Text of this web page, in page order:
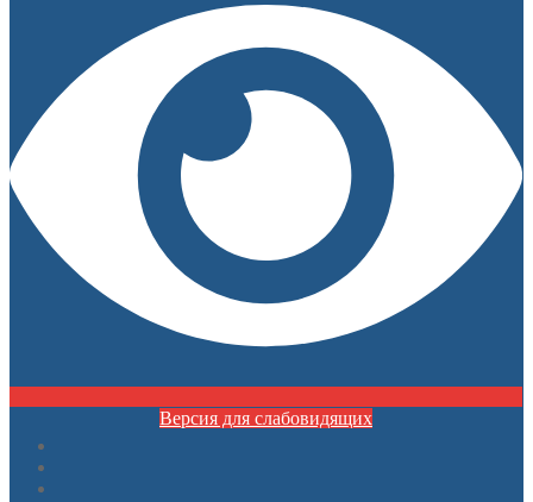
Версия для слабовидящих